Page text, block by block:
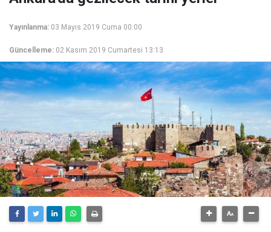
Yayınlanma: 03 Mayıs 2019 Cuma 00:00
Güncelleme: 02 Kasım 2019 Cumartesi 13:13